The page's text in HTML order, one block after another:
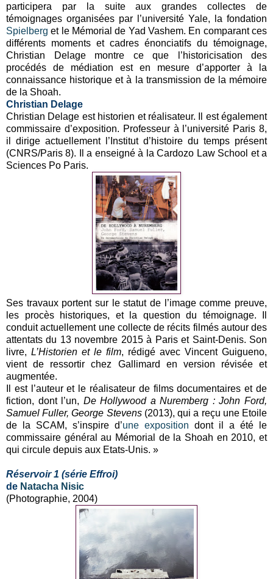
participera par la suite aux grandes collectes de
témoignages organisées par l’université Yale, la fondation
Spielberg et le Mémorial de Yad Vashem. En comparant ces
différents moments et cadres énonciatifs du témoignage,
Christian Delage montre ce que l’historicisation des
procédés de médiation est en mesure d’apporter à la
connaissance historique et à la transmission de la mémoire
de la Shoah.
Christian Delage
Christian Delage est historien et réalisateur. Il est également
commissaire d’exposition. Professeur à l’université Paris 8,
il dirige actuellement l’Institut d’histoire du temps présent
(CNRS/Paris 8). Il a enseigné à la Cardozo Law School et a
Sciences Po Paris.
Ses travaux portent sur le statut de l’image comme preuve,
les procès historiques, et la question du témoignage. Il
conduit actuellement une collecte de récits filmés autour des
attentats du 13 novembre 2015 à Paris et Saint-Denis. Son
livre, L’Historien et le film, rédigé avec Vincent Guigueno,
vient de ressortir chez Gallimard en version révisée et
augmentée.
Il est l’auteur et le réalisateur de films documentaires et de
fiction, dont l’un, De Hollywood a Nuremberg : John Ford,
Samuel Fuller, George Stevens(2013), qui a reçu une Etoile
de la SCAM, s’inspire d’une exposition dont il a été le
commissaire général au Mémorial de la Shoah en 2010, et
qui circule depuis aux Etats-Unis. »
Réservoir 1 (série Effroi)
de Natacha Nisic
(Photographie, 2004)